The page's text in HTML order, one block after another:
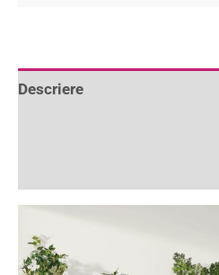
Descriere